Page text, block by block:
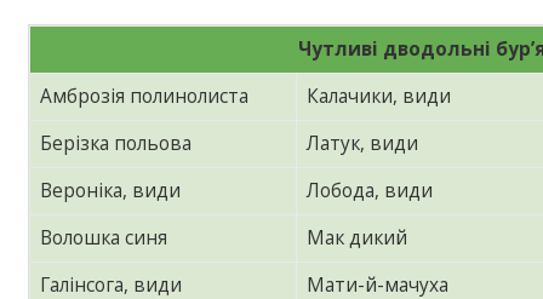
Чутливі дводольні
Амброзія полинолиста
Калачики, види
Берізка польова
Латук, види
Вероніка, види
Лобода, види
Волошка синя
Мак дикий
Галінсога, види
Мати-й-мачуха